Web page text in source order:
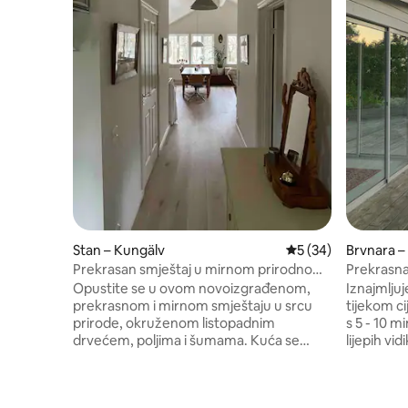
Stan – Kungälv Prosječna ocjena:
5 (34)
Prekrasan smještaj u mirnom prirodnom
okruženju uzduž staze Bohusleden
Opustite se u ovom novoizgrađenom,
prekrasnom i mirnom smještaju u srcu
prirode, okruženom listopadnim
drvećem, poljima i šumama. Kuća se
Brvnara
tijekom
s 5 - 10
lijepih